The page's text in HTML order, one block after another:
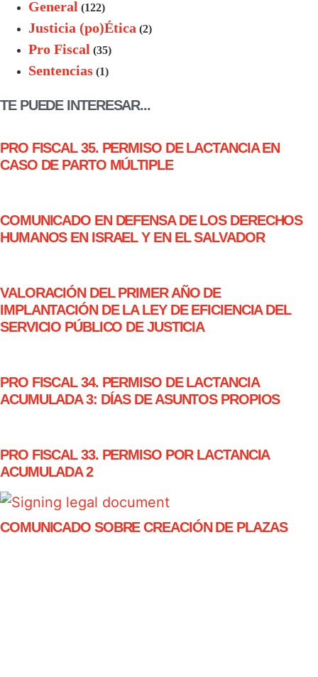
General (122)
Justicia (po)Ética (2)
Pro Fiscal (35)
Sentencias (1)
TE PUEDE INTERESAR...
PRO FISCAL 35. PERMISO DE LACTANCIA EN
CASO DE PARTO MÚLTIPLE
COMUNICADO EN DEFENSA DE LOS DERECHOS
HUMANOS EN ISRAEL Y EN EL SALVADOR
VALORACIÓN DEL PRIMER AÑO DE
IMPLANTACIÓN DE LA LEY DE EFICIENCIA DEL
SERVICIO PÚBLICO DE JUSTICIA
PRO FISCAL 34. PERMISO DE LACTANCIA
ACUMULADA 3: DÍAS DE ASUNTOS PROPIOS
PRO FISCAL 33. PERMISO POR LACTANCIA
ACUMULADA 2
COMUNICADO SOBRE CREACIÓN DE PLAZAS